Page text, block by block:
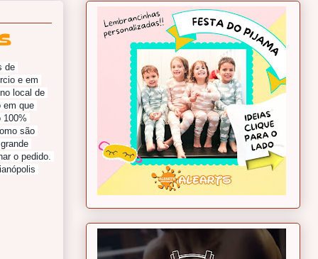
de
e em
local de
em que
100%
são
o pedido.